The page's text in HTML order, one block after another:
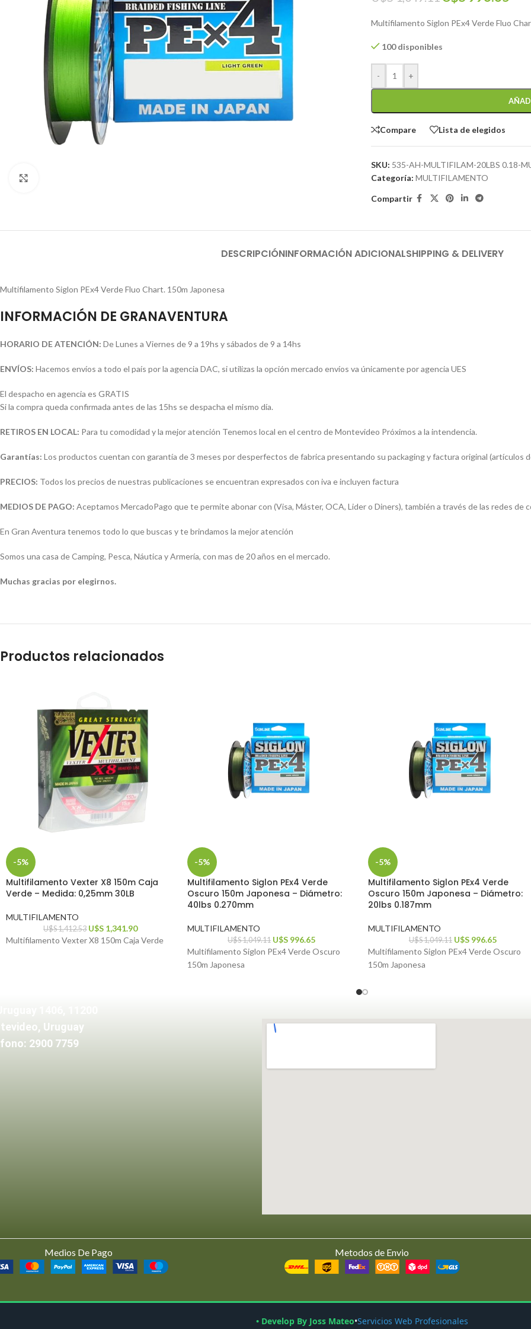
Multifilamento Siglon PEx4 Verde Fluo
100 disponibles
- +
Compare Lista de elegidos
SKU: 535-AH-MULTIFILAM-20LBS 0.18-
Categoría: MULTIFILAMENTO
Compartir
DESCRIPCIÓNINFORMACIÓN ADICIONALSHIPPING & DELIVERY
Multifilamento Siglon PEx4 Verde Fluo Chart. 150m Japonesa
INFORMACIÓN DE GRANAVENTURA
HORARIO DE ATENCIÓN: De Lunes a Viernes de 9 a 19hs y sábados de 9 a 14hs
ENVÍOS: Hacemos envíos a todo el país por la agencia DAC, si utilizas la opción mercado envíos va únicamente por agencia UES
El despacho en agencia es GRATIS
Si la compra queda confirmada antes de las 15hs se despacha el mismo día.
RETIROS EN LOCAL: Para tu comodidad y la mejor atención Tenemos local en el centro de Montevideo Próximos a la intendencia.
Garantías: Los productos cuentan con garantía de 3 meses por desperfectos de fabrica presentando su packaging y factura original (artículos
PRECIOS: Todos los precios de nuestras publicaciones se encuentran expresados con iva e incluyen factura
MEDIOS DE PAGO: Aceptamos MercadoPago que te permite abonar con (Visa, Máster, OCA, Lider o Diners), también a través de las redes de
En Gran Aventura tenemos todo lo que buscas y te brindamos la mejor atención
Somos una casa de Camping, Pesca, Náutica y Armería, con mas de 20 años en el mercado.
Muchas gracias por elegirnos.
Productos relacionados
-5%
Multifilamento Vexter X8 150m Caja
Verde – Medida: 0,25mm 30LB
MULTIFILAMENTO
U$S1,412.53 U$S 1,341.90
Multifilamento Vexter X8 150m Caja Verde
-5%
Multifilamento Siglon PEx4 Verde
Oscuro 150m Japonesa – Diámetro:
40lbs 0.270mm
MULTIFILAMENTO
U$S1,049.11 U$S 996.65
Multifilamento Siglon PEx4 Verde Oscuro
150m Japonesa
-5%
Multifilamento Siglon PEx4 Verde
Oscuro 150m Japonesa – Diámetro:
20lbs 0.187mm
MULTIFILAMENTO
U$S1,049.11 U$S 996.65
Multifilamento Siglon PEx4 Verde Oscuro
150m Japonesa
Uruguay
2900 7759
Medios De Pago Metodos de Envio
• Develop By Joss Mateo•Servicios Web Profesionales